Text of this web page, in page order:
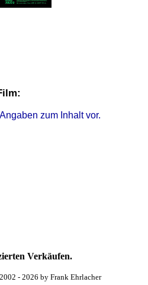
zum Inhalt vor.
Verkäufen.
- 2026 by Frank Ehrlacher